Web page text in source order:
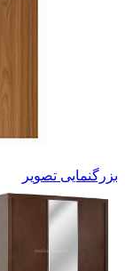
بزرگنمایی تصویر